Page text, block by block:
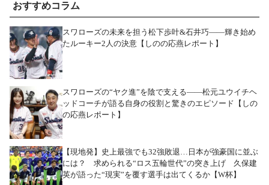
おすすめコラム
スワローズの未来を担う松下歩叶&石井巧――輝き始め
たルーキー2人の決意【しのの応燕レポート】
スワローズの“ヤク進”を陰で支える――松元ユウイチヘ
ッドコーチが語る自身の役割と驚きのエピソード【しの
の応燕レポート】
【現地発】史上最強でも32強敗退…日本が強豪国に並ぶ
には？ 求められる“ロス五輪世代”の突き上げ 久保建
英が語った“現実”を覆す選手は出てくるか【W杯】